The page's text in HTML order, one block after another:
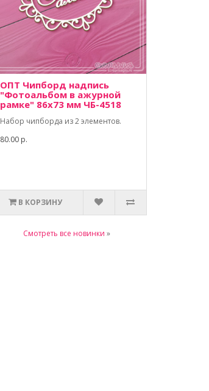
ОПТ Чипборд надпись
"Фотоальбом в ажурной
рамке" 86х73 мм ЧБ-4518
Набор чипборда из 2 элементов.
80.00 р.
В КОРЗИНУ
Смотреть все новинки »